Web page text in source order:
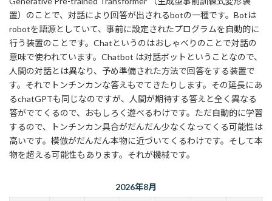
置）のことで、対話により回答が出されるbotの一種です。Botは
robotを語源としていて、事前に設定されたプログラムを自動的に
行う装置のことです。Chatというのはおしゃべりのことで対話の
意味で使われています。Chatbot は対話ボットということなので、
人間の対話とは異なり、予め準備された方法で回答をする装置で
す。それでトンチンカンな答えもでてきたりします。その延長にあ
るchatGPTも同じなのですが、人間が期待する答えと全く異なる
答がでてくるので、おもしろく遊べるわけです。ただ自動的に学習
するので、トンチンカン具合がだんだん少なくなってくる可能性は
高いです。模倣がだんだん本物に近づいてくるわけです。そして本
物を超える可能性もあります。それが機械です。
2026年8月